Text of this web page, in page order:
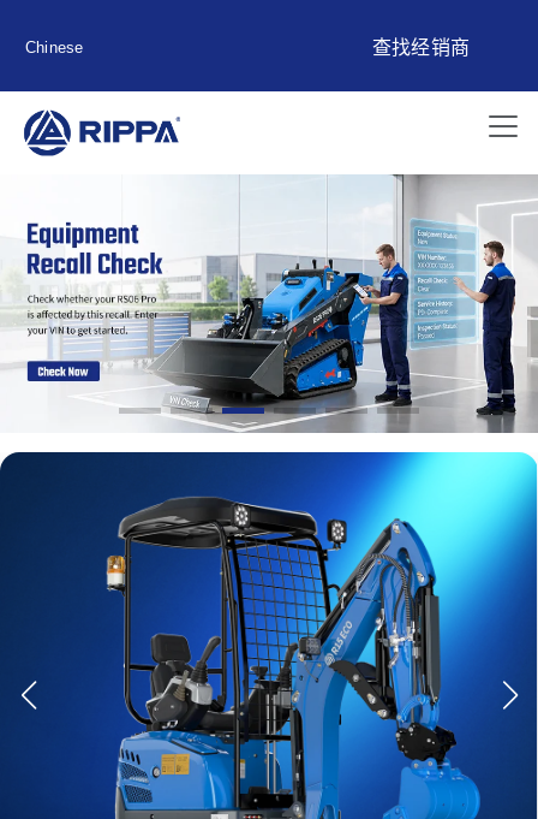
Chinese 查找经销商